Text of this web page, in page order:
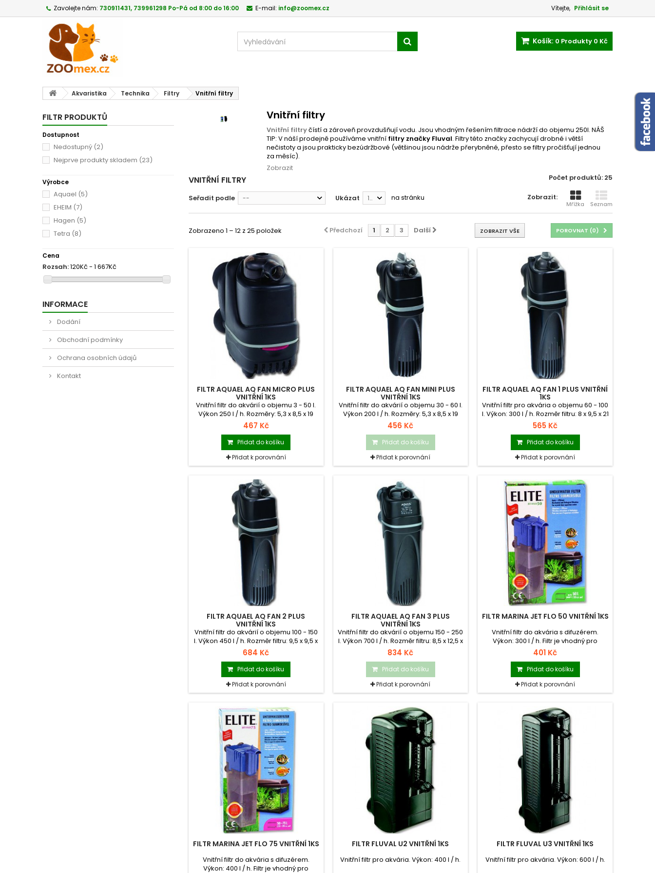
Vítejte, Přihlásit se
Zavolejte nám: 730911431, 739961298 Po-Pá od 8:00 do 16:00 E-mail: info@zoomex.cz
Košík: 0 Produkty 0 Kč
Akvaristika Technika Filtry Vnitřní filtry
FILTR PRODUKTŮ
Dostupnost
Nedostupný (2)
Nejprve produkty skladem (23)
Výrobce
Aquael (5)
EHEIM (7)
Hagen (5)
Tetra (8)
Cena
Rozsah:120Kč - 1 667Kč
INFORMACE
Dodání
Obchodní podmínky
Ochrana osobních údajů
Kontakt
Vnitřní filtry
Vnitřní filtryčístí a zároveň provzdušňují vodu. Jsou vhodným řešením filtrace nádrží do objemu 250l. NÁŠ
TIP: V náší prodejně používáme vnitřní filtry značky Fluval. Filtry této značky zachycují drobné i větší
nečistoty a jsou prakticky bezúdržbové (většinou jsou nádrže přerybněné, přesto se filtry pročišťují jednou
za měsíc).
Zobrazit
VNITŘNÍ FILTRY Počet produktů: 25
Zobrazit:
Mřížka Seznam
Seřadit podle -- Ukázat 12 na stránku
POROVNAT (0)
ZOBRAZIT VŠE
Předchozí 1 2 3 Další
Zobrazeno 1 – 12 z 25 položek
FILTR AQUAEL AQ FAN MICRO PLUS
VNITŘNÍ 1KS
Vnitřní filtr do akvárií o objemu 3 - 50 l.
Výkon 250 l / h. Rozměry: 5,3 x 8,5 x 19
cm.
467 Kč
Přidat do košíku
Přidat k porovnání
FILTR AQUAEL AQ FAN MINI PLUS
VNITŘNÍ 1KS
Vnitřní filtr do akvárií o objemu 30 - 60 l.
Výkon 200 l / h. Rozměry: 5,3 x 8,5 x 19
cm.
456 Kč
Přidat do košíku
Přidat k porovnání
FILTR AQUAEL AQ FAN 1 PLUS VNITŘNÍ
1KS
Vnitřní filtr pro akvária o objemu 60 - 100
l. Výkon: 300 l / h. Rozměr filtru: 8 x 9,5 x 21
cm.
565 Kč
Přidat do košíku
Přidat k porovnání
FILTR AQUAEL AQ FAN 2 PLUS
VNITŘNÍ 1KS
Vnitřní filtr do akvárií o objemu 100 - 150
l. Výkon 450 l / h. Rozměr filtru: 9,5 x 9,5 x
25,5 cm.
684 Kč
Přidat do košíku
Přidat k porovnání
FILTR AQUAEL AQ FAN 3 PLUS
VNITŘNÍ 1KS
Vnitřní filtr do akvárií o objemu 150 - 250
l. Výkon 700 l / h. Rozměr filtru: 8,5 x 12,5 x
28,5 cm.
834 Kč
Přidat do košíku
Přidat k porovnání
FILTR MARINA JET FLO 50 VNITŘNÍ 1KS
Vnitřní filtr do akvária s difuzérem.
Výkon: 300 l / h. Filtr je vhodný pro
akvária do objemu 50 l vody.
401 Kč
Přidat do košíku
Přidat k porovnání
FILTR MARINA JET FLO 75 VNITŘNÍ 1KS
Vnitřní filtr do akvária s difuzérem.
Výkon: 400 l / h. Filtr je vhodný pro
FILTR FLUVAL U2 VNITŘNÍ 1KS
Vnitřní filtr pro akvária. Výkon: 400 l / h.
FILTR FLUVAL U3 VNITŘNÍ 1KS
Vnitřní filtr pro akvária. Výkon: 600 l / h.